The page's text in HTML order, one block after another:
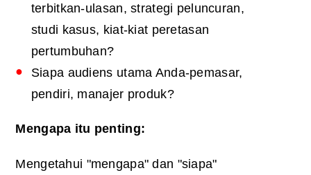
terbitkan-ulasan, strategi peluncuran,
studi kasus, kiat-kiat peretasan
pertumbuhan?
Siapa audiens utama Anda-pemasar,
pendiri, manajer produk?
Mengapa itu penting:
Mengetahui "mengapa" dan "siapa"